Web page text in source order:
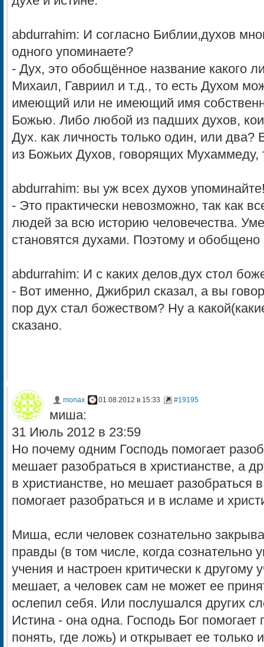
abdurrahim: И согласно Библии,духов
одного упоминаете?
- Дух, это обобщённое название какого
Михаил, Гавриил и т.д., то есть Духом
имеющий или не имеющий имя
Божью. Либо любой из падших духов,
Дух. как личность только один, или
из Божьих Духов, говорящих
abdurrahim: вы уж всех духов
- Это практически невозможно, так как
людей за всю историю человечества.
становятся духами. Поэтому и
abdurrahim: И с каких делов,дух стол
- Вот именно, Джибрил сказал, а вы
пор дух стал божеством? Ну а
сказано.
monax 01.08.2012 в 15:33 #19195
миша:
31 Июль 2012 в 23:59
Но почему одним Господь помогает
мешает разобраться в христианстве, а
в христианстве, но мешает разобраться
помогает разобраться и в исламе и
Миша, если человек сознательно
правды (в том числе, когда сознательно
учения и настроен критически к другому
мешает, а человек сам не может ее
ослепил себя. Или послушался других
Истина - она одна. Господь Бог помогает
понять, где ложь) и открывает ее